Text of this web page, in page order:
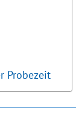
Probezeit